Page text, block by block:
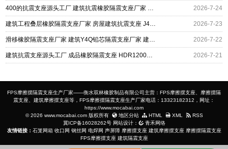
400的抗震支座源头工厂 建筑抗震橡胶隔震支座厂家 建筑铅芯隔振支座厂家 2026-7-24
建筑工程叠层橡胶隔震支座厂家 房屋建筑抗震支座 J4Q铅芯隔震支座厂家 2026-7-23
滑移橡胶隔震支座厂家 建筑Y4Q铅芯隔震支座厂家 建筑抗震支座哪里便宜 2026-7-22
建筑抗震支座源头工厂 成品橡胶隔震支座 HDR1200高阻尼隔震支座多少钱 2026-7-21
FPS摩擦摆隔震支座生产厂家——衡水双林橡胶制品有限公司主营：FPS摩擦摆支座、摩擦摆隔
震支座、建筑摩擦摆支座等，FPS摩擦摆隔震支座生产厂家电话：13323182312，网址：
https://www.mocabai.com
© 2026 www.mocabai.com 版权所有
地区分站 HTML XML
RSS
冀ICP备16028262号网站设计：
青禾网络
友情链接： 石笼网箱 收口网 钢丝网 电焊网 声屏障 摩擦摆支座 建筑摩擦摆支座 摩擦摆隔震支座
FPS摩擦摆支座 建筑隔震支座